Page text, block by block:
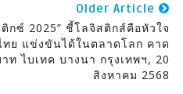
Older Article
กซ์ 2025” ชี้โลจิสติกส์คือหัวใจ
ทย แข่งขันได้ในตลาดโลก คาด
ท ไบเทค บางนา กรุงเทพฯ, 20
สิงหาคม 2568